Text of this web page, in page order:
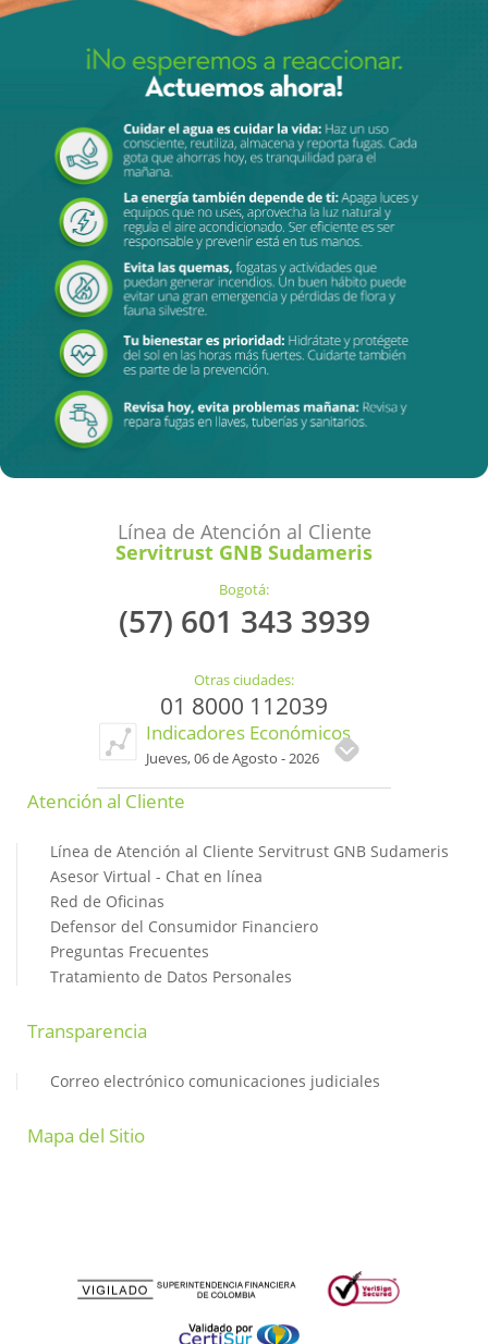
Línea de Atención al Cliente
Servitrust GNB Sudameris
Bogotá:
(57) 601 343 3939
Otras ciudades:
01 8000 112039
Indicadores Económicos
Jueves, 06 de Agosto - 2026
Atención al Cliente
Línea de Atención al Cliente Servitrust GNB Sudameris
Asesor Virtual - Chat en línea
Red de Oficinas
Defensor del Consumidor Financiero
Preguntas Frecuentes
Tratamiento de Datos Personales
Transparencia
Correo electrónico comunicaciones judiciales
Mapa del Sitio